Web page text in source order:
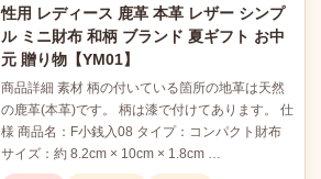
性用 レディース 鹿革 本革 レザー シンプ
ル ミニ財布 和柄 ブランド 夏ギフト お中
元 贈り物【YM01】
商品詳細 素材 柄の付いている箇所の地革は天然
の鹿革(本革)です。 柄は漆で付けてあります。 仕
様 商品名：F小銭入08 タイプ：コンパクト財布
サイズ：約 8.2cm × 10cm × 1.8cm …